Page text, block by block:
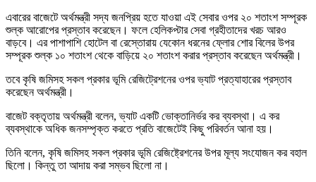
এবারের বাজেটে অর্থমন্ত্রী সদ্য জনপ্রিয় হতে যাওয়া এই সেবার ওপর ২০ শতাংশ সম্পূরক
শুল্ক আরোপের প্রস্তাব করেছেন। ফলে হেলিকপ্টার সেবা গ্রহীতাদের খরচ আরও
বাড়বে। এর পাশাপাশি হোটেল বা রেস্তোরায় যেকোন ধরনের ফ্লোর শোর বিলের উপর
সম্পূরক শুল্ক ১০ শতাংশ থেকে বাড়িয়ে ২০ শতাংশ করার প্রস্তাব করেছেন অর্থমন্ত্রী।
তবে কৃষি জমিসহ সকল প্রকার ভূমি রেজিট্রেশনের ওপর ভ্যাট প্রত্যাহারের প্রস্তাব
করেছেন অর্থমন্ত্রী।
বাজেট বক্তৃতায় অর্থমন্ত্রী বলেন, ভ্যাট একটি ভোক্তানির্ভর কর ব্যবস্থা। এ কর
ব্যবস্থাকে অধিক জনসম্পৃক্ত করতে প্রতি বাজেটেই কিছু পরিবর্তন আনা হয়।
তিনি বলেন, কৃষি জমিসহ সকল প্রকার ভূমি রেজিষ্ট্রেশনের উপর মূল্য সংযোজন কর বহাল
ছিলো। কিন্তু তা আদায় করা সম্ভব ছিলো না।